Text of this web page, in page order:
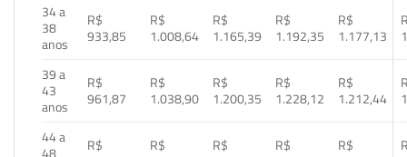
34 a
38
anos
R$
933,85
R$
1.008,64
R$
1.165,39
R$
1.192,35
R$
1.177,13
39 a
43
anos
R$
961,87
R$
1.038,90
R$
1.200,35
R$
1.228,12
R$
1.212,44
44 a
R$
R$
R$
R$
R$